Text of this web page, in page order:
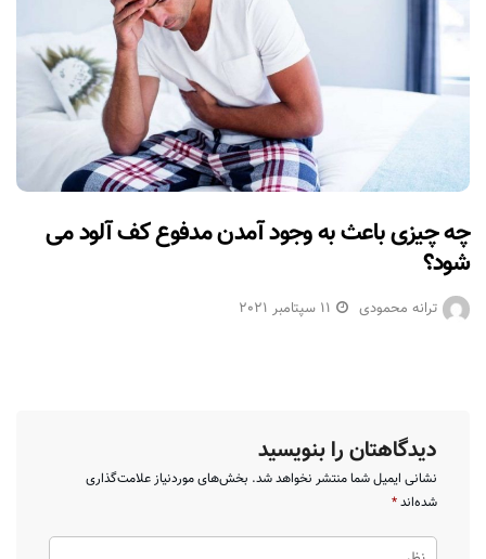
چه چیزی باعث به وجود آمدن مدفوع کف آلود می
شود؟
ترانه محمودی 11 سپتامبر 2021
دیدگاهتان را بنویسید
نشانی ایمیل شما منتشر نخواهد شد. بخش‌های موردنیاز علامت‌گذاری
شده‌اند*